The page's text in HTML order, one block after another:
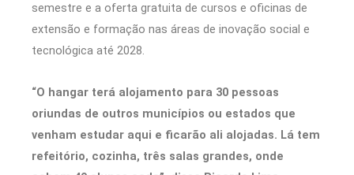
semestre e a oferta gratuita de cursos e oficinas de
extensão e formação nas áreas de inovação social e
tecnológica até 2028.
“O hangar terá alojamento para 30 pessoas
oriundas de outros municípios ou estados que
venham estudar aqui e ficarão ali alojadas. Lá tem
refeitório, cozinha, três salas grandes, onde